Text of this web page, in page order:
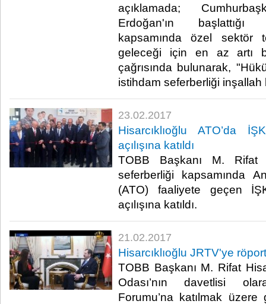
açıklamada;
Erdoğan'ın
kapsamında özel sektör
geleceği için en az artı
çağrısında bulunarak,
istihdam seferberliği
23.02.2017
Hisarcıklıoğlu ATO’da
açılışına katıldı
TOBB Başkanı M. Rifat
seferberliği kapsamında
(ATO) faaliyete geçen
açılışına katıldı.​
21.02.2017
Hisarcıklıoğlu JRTV'ye
TOBB Başkanı M. Rifat
Odası’nın davetlisi
Forumu’na katılmak